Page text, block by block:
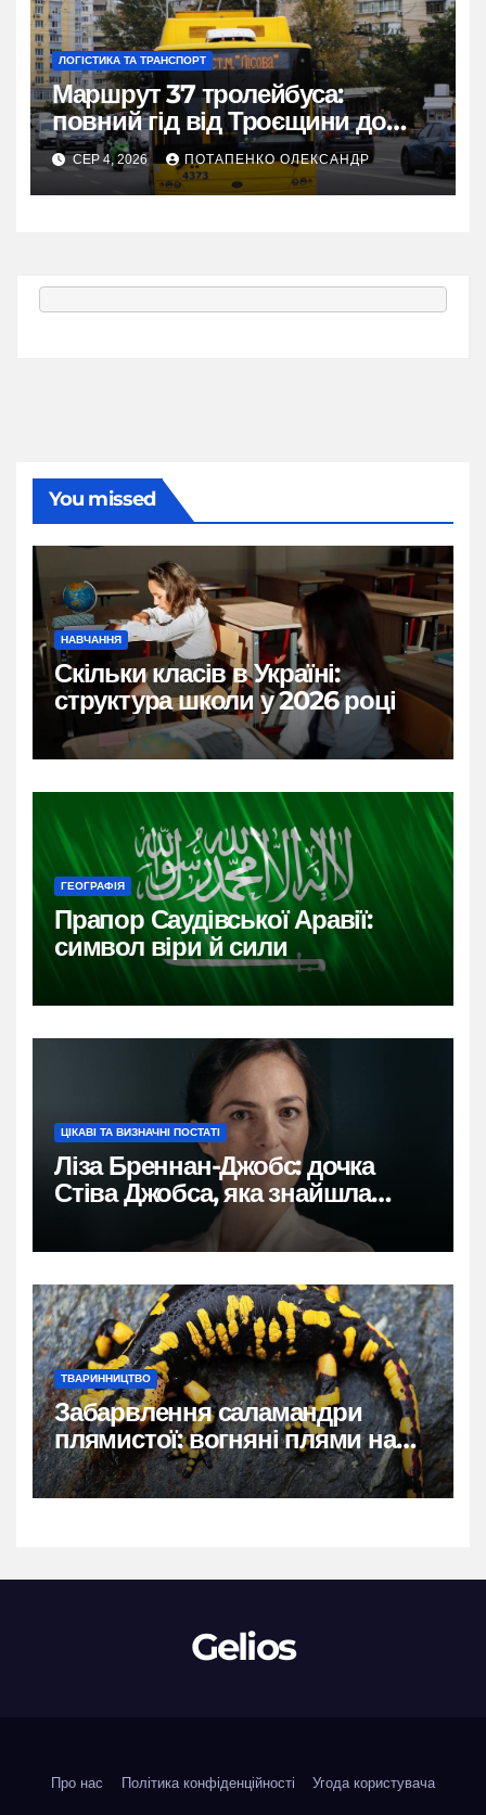
ЛОГІСТИКА ТА ТРАНСПОРТ
Маршрут 37 тролейбуса:
повний гід від Троєщини до
метро Лісова
СЕР 4, 2026 ПОТАПЕНКО ОЛЕКСАНДР
You missed
НАВЧАННЯ
Скільки класів в Україні:
структура школи у 2026 році
ГЕОГРАФІЯ
Прапор Саудівської Аравії:
символ віри й сили
ЦІКАВІ ТА ВИЗНАЧНІ ПОСТАТІ
Ліза Бреннан-Джобс: дочка
Стіва Джобса, яка знайшла
власний голос
ТВАРИННИЦТВО
Забарвлення саламандри
плямистої: вогняні плями на
чорному тлі
Gelios
Про нас Політика конфіденційності Угода користувача